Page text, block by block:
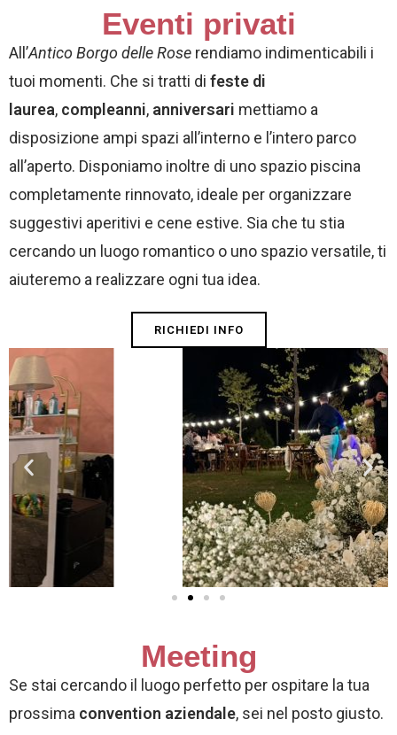
Eventi privati
All’Antico Borgo delle Rose rendiamo indimenticabili i
tuoi momenti. Che si tratti di feste di
laurea, compleanni, anniversari mettiamo a
disposizione ampi spazi all’interno e l’intero parco
all’aperto. Disponiamo inoltre di uno spazio piscina
completamente rinnovato, ideale per organizzare
suggestivi aperitivi e cene estive. Sia che tu stia
cercando un luogo romantico o uno spazio versatile, ti
aiuteremo a realizzare ogni tua idea.
RICHIEDI INFO
Meeting
Se stai cercando il luogo perfetto per ospitare la tua
prossima convention aziendale, sei nel posto giusto.